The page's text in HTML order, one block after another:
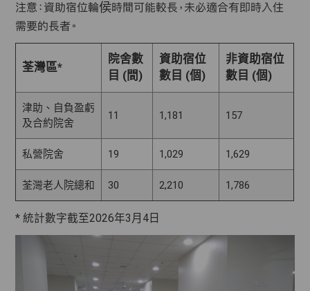
注意：資助宿位輪侯時間可能較長，未必適合有即時入住
需要的長者。
荃灣區*
院舍數
目 (間)
資助宿位
數目 (個)
非資助宿位
數目 (個)
津助、自負盈虧
及合約院舍
11 1,181 157
私營院舍 19 1,029 1,629
荃灣老人院總和 30 2,210 1,786
* 統計數字截至2026年3月4日